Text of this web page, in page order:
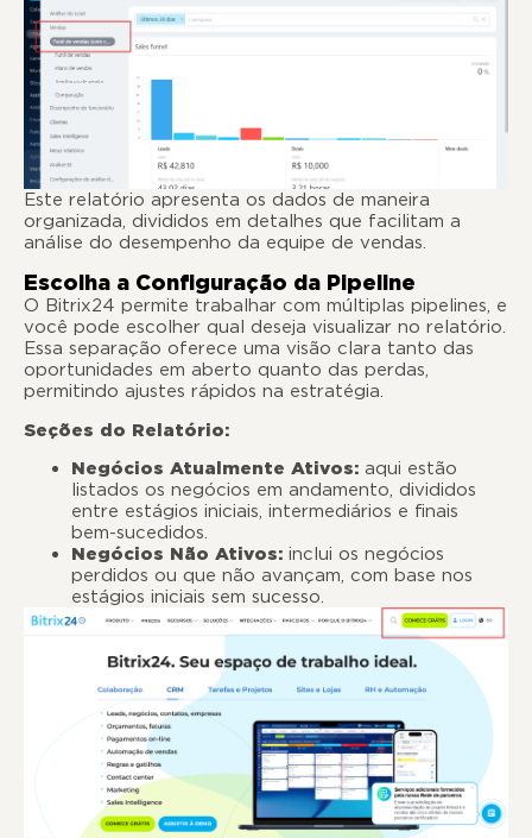
Este relatório apresenta os dados de maneira
organizada, divididos em detalhes que facilitam a
análise do desempenho da equipe de vendas.
Escolha a Configuração da Pipeline
O Bitrix24 permite trabalhar com múltiplas pipelines, e
você pode escolher qual deseja visualizar no relatório.
Essa separação oferece uma visão clara tanto das
oportunidades em aberto quanto das perdas,
permitindo ajustes rápidos na estratégia.
Seções do Relatório:
Negócios Atualmente Ativos: aqui estão
listados os negócios em andamento, divididos
entre estágios iniciais, intermediários e finais
bem-sucedidos.
Negócios Não Ativos: inclui os negócios
perdidos ou que não avançam, com base nos
estágios iniciais sem sucesso.